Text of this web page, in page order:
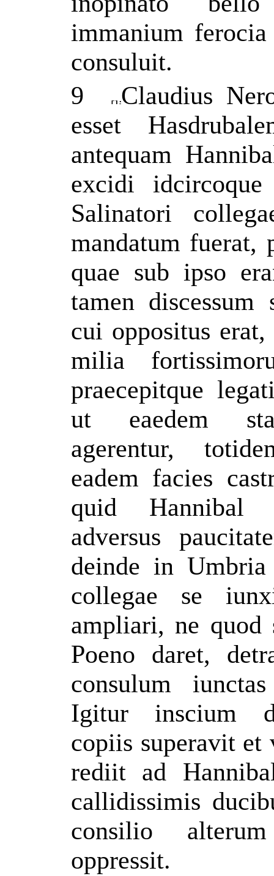
immanium
consuluit.
9
Claudius
esset
antequam
excidi
Salinatori
mandatum fuerat,
quae sub ipso
tamen discessum
cui oppositus
milia
praecepitque
ut eaedem
agerentur,
eadem facies
quid Hannibal
adversus
deinde in
collegae se
ampliari, ne quod
Poeno daret,
consulum
Igitur inscium
copiis superavit
rediit ad
callidissimis
consilio
oppressit.